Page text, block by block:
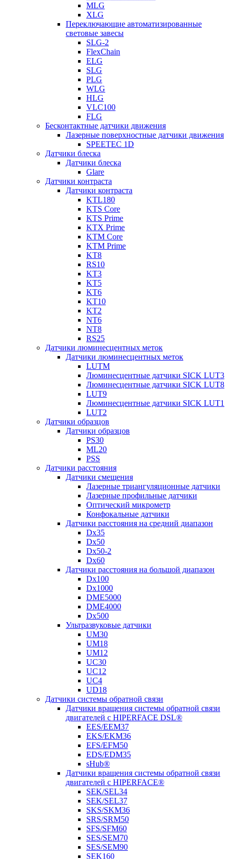
MLG
XLG
Переключающие автоматизированные
световые завесы
SLG-2
FlexChain
ELG
SLG
PLG
WLG
HLG
VLC100
FLG
Бесконтактные датчики движения
Лазерные поверхностные датчики движения
SPEETEC 1D
Датчики блеска
Датчики блеска
Glare
Датчики контраста
Датчики контраста
KTL180
KTS Core
KTS Prime
KTX Prime
KTM Core
KTM Prime
KT8
RS10
KT3
KT5
KT6
KT10
KT2
NT6
NT8
RS25
Датчики люминесцентных меток
Датчики люминесцентных меток
LUTM
Люминесцентные датчики SICK LUT3
Люминесцентные датчики SICK LUT8
LUT9
Люминесцентные датчики SICK LUT1
LUT2
Датчики образцов
Датчики образцов
PS30
ML20
PSS
Датчики расстояния
Датчики смещения
Лазерные триангуляционные датчики
Лазерные профильные датчики
Оптический микрометр
Конфокальные датчики
Датчики расстояния на средний диапазон
Dx35
Dx50
Dx50-2
Dx60
Датчики расстояния на большой диапазон
Dx100
Dx1000
DME5000
DME4000
Dx500
Ультразвуковые датчики
UM30
UM18
UM12
UC30
UC12
UC4
UD18
Датчики системы обратной связи
Датчики вращения системы обратной связи
двигателей с HIPERFACE DSL®
EES/EEM37
EKS/EKM36
EFS/EFM50
EDS/EDM35
sHub®
Датчики вращения системы обратной связи
двигателей с HIPERFACE®
SEK/SEL34
SEK/SEL37
SKS/SKM36
SRS/SRM50
SFS/SFM60
SES/SEM70
SES/SEM90
SEK160